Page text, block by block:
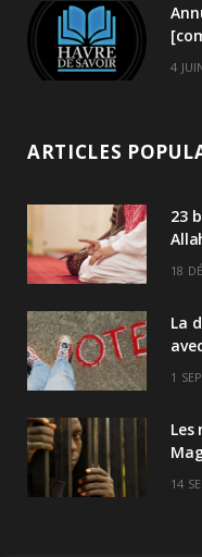
4
ARTICLES
23
18
La
1
Les
14